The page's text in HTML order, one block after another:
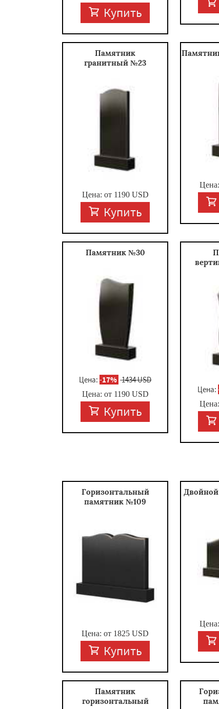
Купить
Памятник
гранитный №23
Цена: от 1190USD
Купить
Памятник №30
Цена:-17% 1434 USD
Цена: от 1190USD
Купить
Цена:
Горизонтальный
памятник №109
Цена: от 1825 USD
Купить
Памятник
горизонтальный